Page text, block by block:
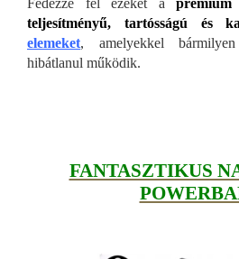
Fedezze fel ezeket a prémium
teljesítményű, tartósságú és
elemeket, amelyekkel
hibátlanul működik.
FANTASZTIKUS